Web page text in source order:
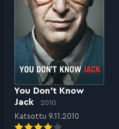
You Don’t Know
Jack
2010
Katsottu 9.11.2010